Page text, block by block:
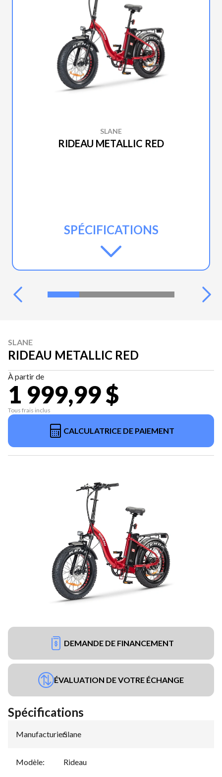
SLANE
RIDEAU METALLIC RED
SPÉCIFICATIONS
SLANE
RIDEAU METALLIC RED
À partir de
1 999,99 $
Tous frais inclus
CALCULATRICE DE PAIEMENT
DEMANDE DE FINANCEMENT
ÉVALUATION DE VOTRE ÉCHANGE
Spécifications
Manufacturier:
Slane
Modèle: Rideau